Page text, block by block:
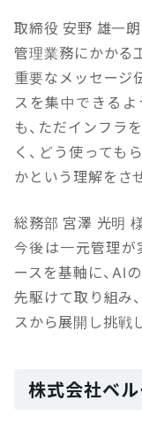
取締役 安野 雄一
管理業務にかかる
重要なメッセージ
スを集中できる
も、ただインフラ
く、どう使っても
かという理解をさ
総務部 宮澤 光明
今後は一元管理
ースを基軸に、AI
先駆けて取り組み
スから展開し挑戦
株式会社ベ